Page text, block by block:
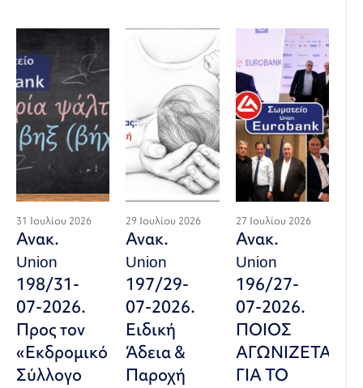
31 Ιουλίου 2026
Ανακ.
Union
198/31-
07-2026.
Προς τον
«Εκδρομικό
Σύλλογο
29 Ιουλίου 2026
Ανακ.
Union
197/29-
07-2026.
Ειδική
Άδεια &
Παροχή
27 Ιουλίου 2026
Ανακ.
Union
196/27-
07-2026.
ΠΟΙΟΣ
ΑΓΩΝΙΖΕΤΑΙ
ΓΙΑ ΤΟ